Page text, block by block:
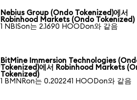
Nebius Group (Ondo Tokenized)에서
Robinhood Markets (Ondo Tokenized)
1 NBISon는 2.1690 HOODon와 같음
BitMine Immersion Technologies
Tokenized)에서 Robinhood Markets
Tokenized)
1 BMNRon는 0.202241 HOODon와 같음